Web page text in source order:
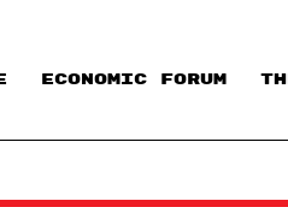
ECONOMIC FORUM